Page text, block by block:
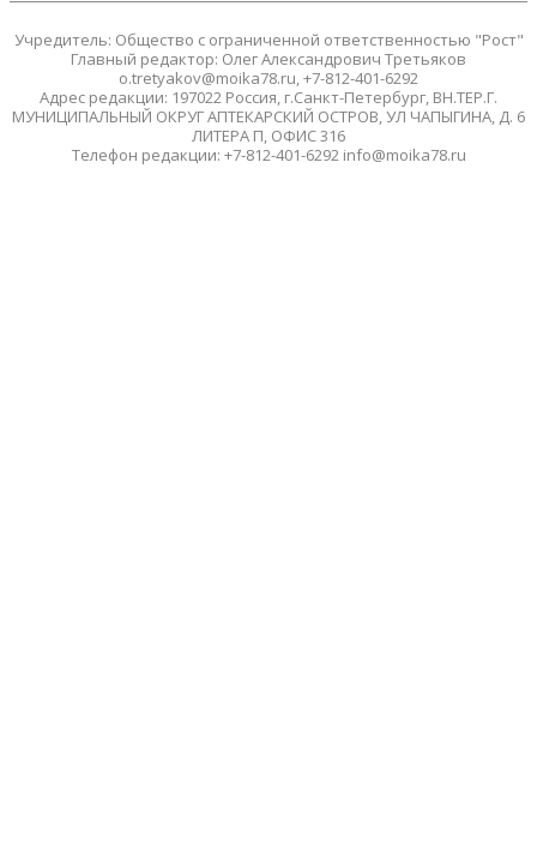
Учредитель: Общество с ограниченной ответственностью "Рост"
Главный редактор: Олег Александрович Третьяков
o.tretyakov@moika78.ru, +7-812-401-6292
Адрес редакции: 197022 Россия, г.Санкт-Петербург, ВН.ТЕР.Г.
МУНИЦИПАЛЬНЫЙ ОКРУГ АПТЕКАРСКИЙ ОСТРОВ, УЛ ЧАПЫГИНА, Д. 6
ЛИТЕРА П, ОФИС 316
Телефон редакции: +7-812-401-6292 info@moika78.ru